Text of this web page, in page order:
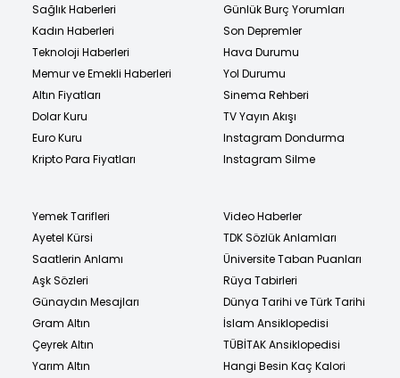
Sağlık Haberleri
Kadın Haberleri
Teknoloji Haberleri
Memur ve Emekli Haberleri
Altın Fiyatları
Dolar Kuru
Euro Kuru
Kripto Para Fiyatları
Günlük Burç Yorumları
Son Depremler
Hava Durumu
Yol Durumu
Sinema Rehberi
TV Yayın Akışı
Instagram Dondurma
Instagram Silme
Yemek Tarifleri
Ayetel Kürsi
Saatlerin Anlamı
Aşk Sözleri
Günaydın Mesajları
Gram Altın
Çeyrek Altın
Yarım Altın
Video Haberler
TDK Sözlük Anlamları
Üniversite Taban Puanları
Rüya Tabirleri
Dünya Tarihi ve Türk Tarihi
İslam Ansiklopedisi
TÜBİTAK Ansiklopedisi
Hangi Besin Kaç Kalori